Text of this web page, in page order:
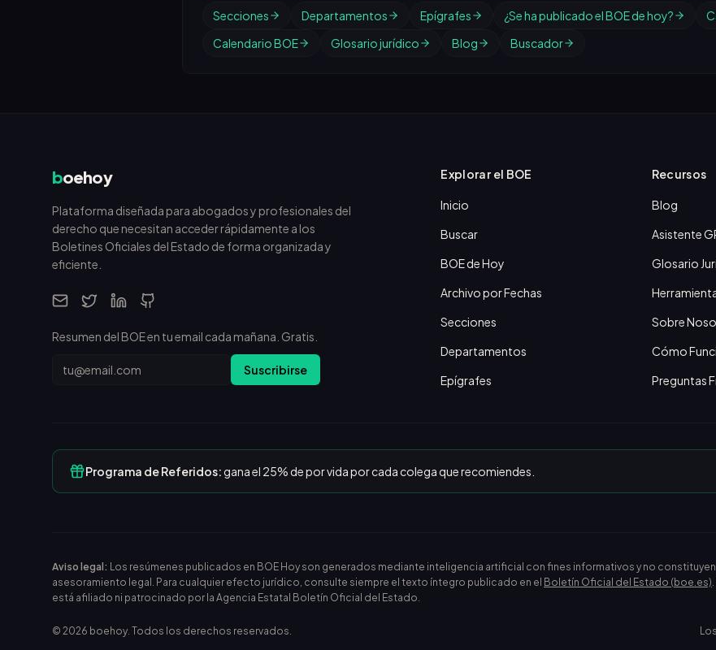
Secciones Departamentos Epígrafes ¿Se ha publicado el BOE de hoy?
Calendario BOE
Glosario jurídico Blog Buscador
boehoy
Plataforma diseñada para abogados y profesionales del
derecho que necesitan acceder rápidamente a los
Boletines Oficiales del Estado de forma organizada y
eficiente.
Resumen del BOE en tu email cada mañana. Gratis.
Email Suscribirse
Explorar el BOE
Inicio
Buscar
BOE de Hoy
Archivo por Fechas
Secciones
Departamentos
Epígrafes
Recursos
Blog
Asistente
Glosario
Sobre
Cómo
Preguntas
Programa de Referidos:gana el 25% de por vida por cada colega que recomiendes.
Aviso legal: Los resúmenes publicados en BOE Hoy son generados mediante inteligencia artificial con fines informativos y no constituyen
asesoramiento legal. Para cualquier efecto jurídico, consulte siempre el texto íntegro publicado en el Boletín Oficial del Estado (boe.es)
está afiliado ni patrocinado por la Agencia Estatal Boletín Oficial del Estado.
© 2026 boehoy. Todos los derechos reservados.